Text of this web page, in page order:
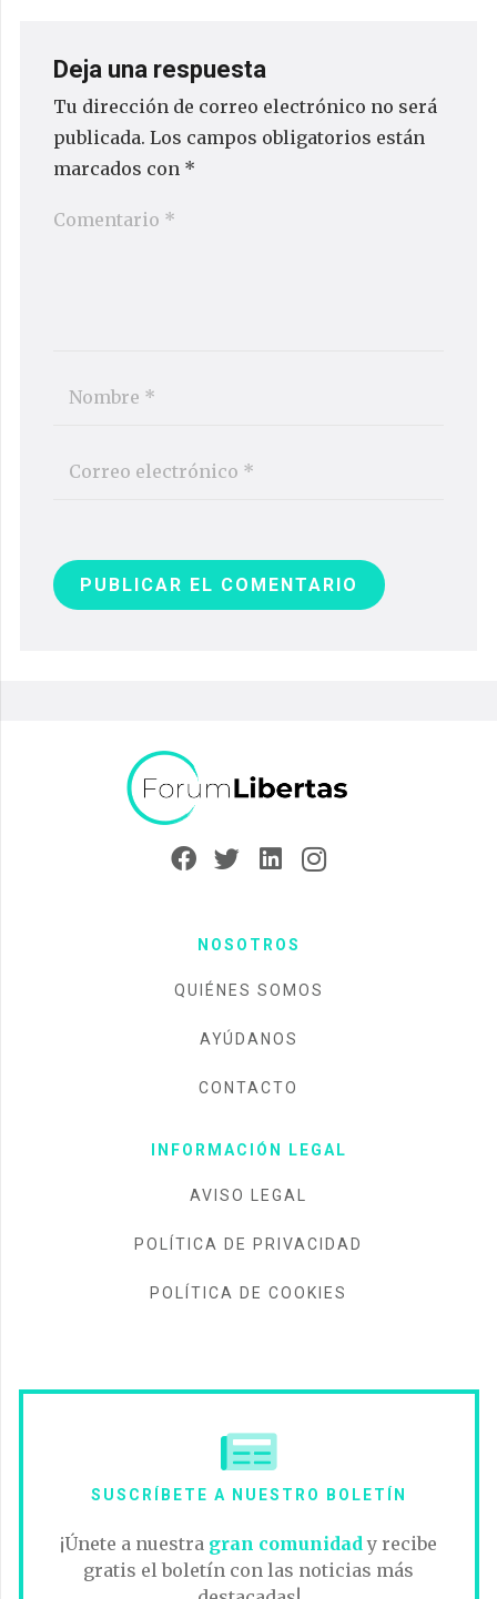
Deja una respuesta
Tu dirección de correo electrónico no será
publicada. Los campos obligatorios están
marcados con *
PUBLICAR EL COMENTARIO
NOSOTROS
QUIÉNES SOMOS
AYÚDANOS
CONTACTO
INFORMACIÓN LEGAL
AVISO LEGAL
POLÍTICA DE PRIVACIDAD
POLÍTICA DE COOKIES
SUSCRÍBETE A NUESTRO BOLETÍN
¡Únete a nuestra gran comunidady recibe
gratis el boletín con las noticias más